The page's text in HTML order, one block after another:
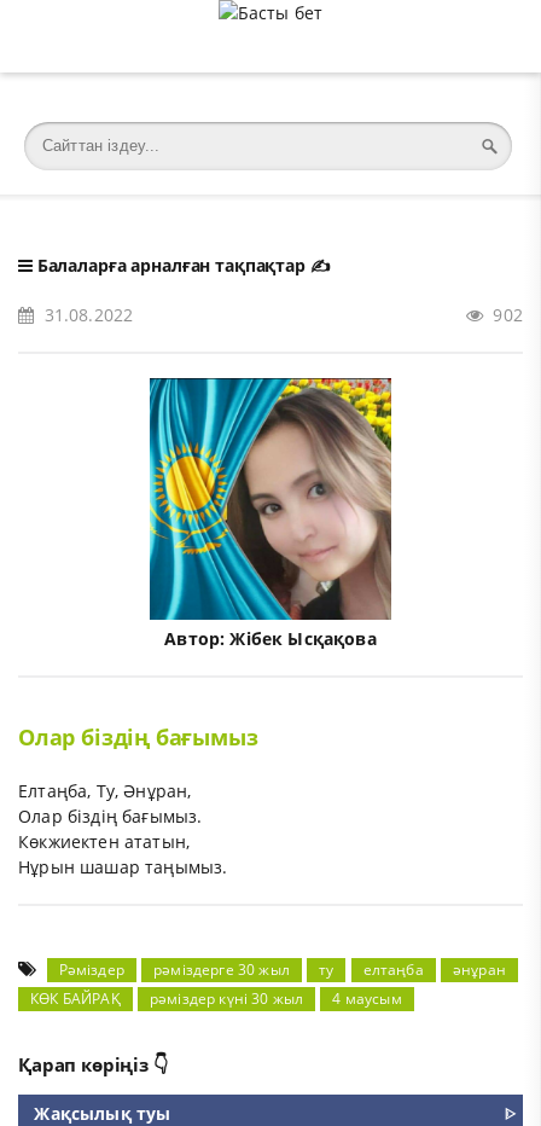
Балаларға арналған тақпақтар✍️
31.08.2022 902
Автор:Жібек Ысқақова
Олар біздің бағымыз
Елтаңба, Ту, Әнұран,
Олар біздің бағымыз.
Көкжиектен ататын,
Нұрын шашар таңымыз.
Рәміздер рәміздерге 30 жыл ту елтаңба
әнұран
КӨК БАЙРАҚ
рәміздер күні 30 жыл 4 маусым
Қарап көріңіз 👇
Жақсылық туы
ᐈ